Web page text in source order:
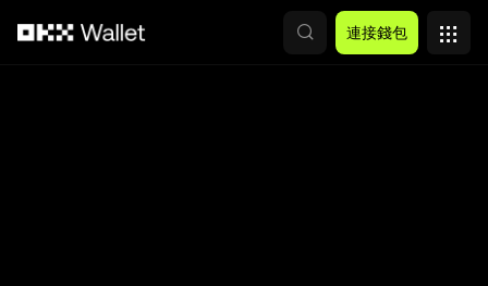
連接錢包